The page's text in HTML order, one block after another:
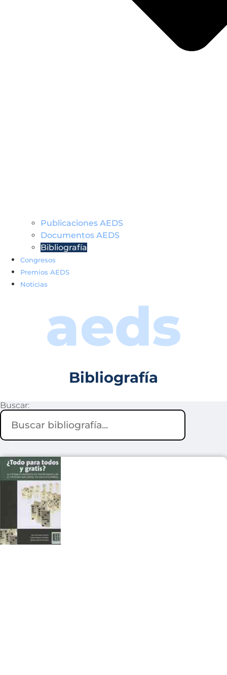
Publicaciones AEDS
Documentos AEDS
Bibliografía
Congresos
Premios AEDS
Noticias
aeds
Bibliografía
Buscar: